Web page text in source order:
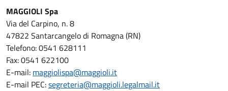
MAGGIOLI Spa
Via del Carpino, n. 8
47822 Santarcangelo di Romagna (RN)
Telefono: 0541 628111
Fax: 0541 622100
E-mail: maggiolispa@maggioli.it
E-mail PEC:segreteria@maggioli.legalmail.it